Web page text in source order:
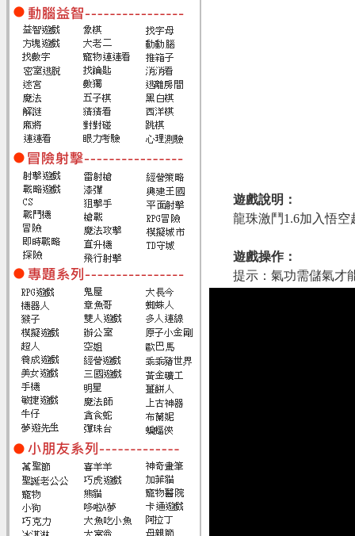
遊戲說明：
龍珠激鬥1.6加入悟
遊戲操作：
提示：氣功需儲氣才